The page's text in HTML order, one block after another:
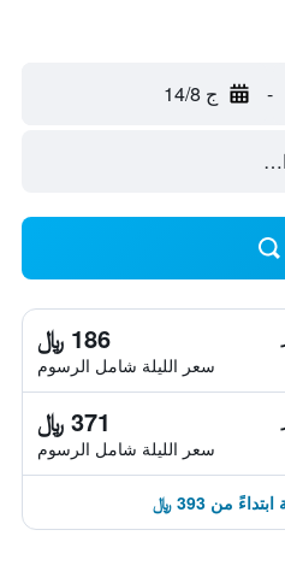
- ج 14/8
186 ﷼
سعر الليلة شامل الرسوم
371 ﷼
سعر الليلة شامل الرسوم